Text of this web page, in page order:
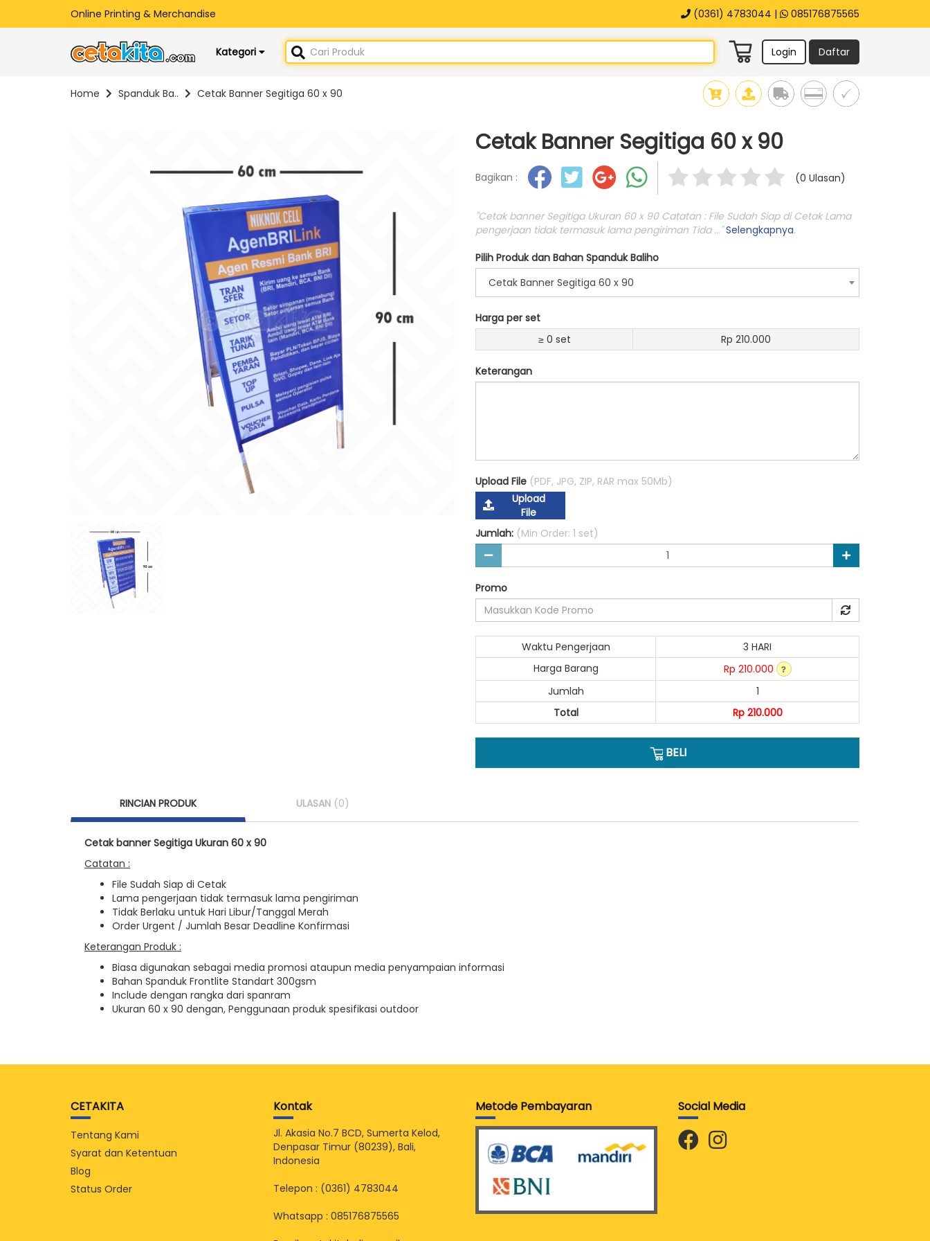
Online Printing & Merchandise (0361) 4783044 | 085176875565
Kategori Login Daftar
Home Spanduk Ba.. Cetak Banner Segitiga 60 x 90
Cetak Banner Segitiga 60 x 90
Bagikan : (0 Ulasan)
"Cetak banner Segitiga Ukuran 60 x 90 Catatan : File Sudah Siap di Cetak Lama
pengerjaan tidak termasuk lama pengiriman Tida ..."Selengkapnya.
Pilih Produk dan Bahan Spanduk Baliho
Cetak Banner Segitiga 60 x 90
Harga per set
≥ 0 set
Rp 210.000
Keterangan
Upload File (PDF, JPG, ZIP, RAR max 50Mb)
Upload
File
Jumlah: (Min Order: 1 set)
Promo
Waktu Pengerjaan
3 HARI
Harga Barang
Rp 210.000
Jumlah
1
Total
Rp 210.000
BELI
RINCIAN PRODUK ULASAN (0)
Cetak banner Segitiga Ukuran 60 x 90
Catatan :
File Sudah Siap di Cetak
Lama pengerjaan tidak termasuk lama pengiriman
Tidak Berlaku untuk Hari Libur/Tanggal Merah
Order Urgent / Jumlah Besar Deadline Konfirmasi
Keterangan Produk :
Biasa digunakan sebagai media promosi ataupun media penyampaian informasi
Bahan Spanduk Frontlite Standart 300gsm
Include dengan rangka dari spanram
Ukuran 60 x 90 dengan, Penggunaan produk spesifikasi outdoor
CETAKITA
Tentang Kami
Syarat dan Ketentuan
Blog
Status Order
Kontak
Jl. Akasia No.7 BCD, Sumerta Kelod,
Denpasar Timur (80239), Bali,
Indonesia
Telepon : (0361) 4783044
Whatsapp : 085176875565
Metode Pembayaran Social Media